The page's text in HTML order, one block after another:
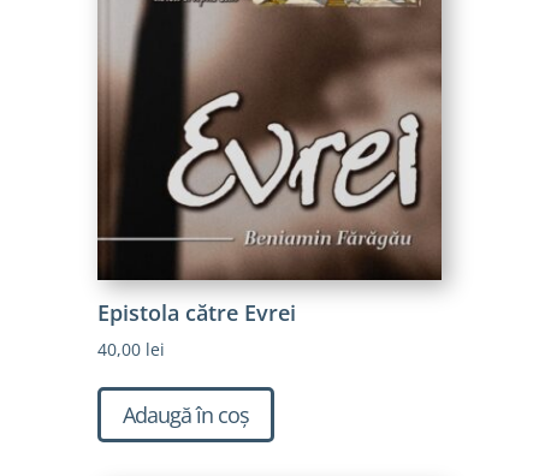
Epistola către Evrei
40,00 lei
Adaugă în coș